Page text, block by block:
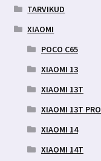
TARVIKUD
XIAOMI
POCO C65
XIAOMI 13
XIAOMI 13T
XIAOMI 13T PRO
XIAOMI 14
XIAOMI 14T